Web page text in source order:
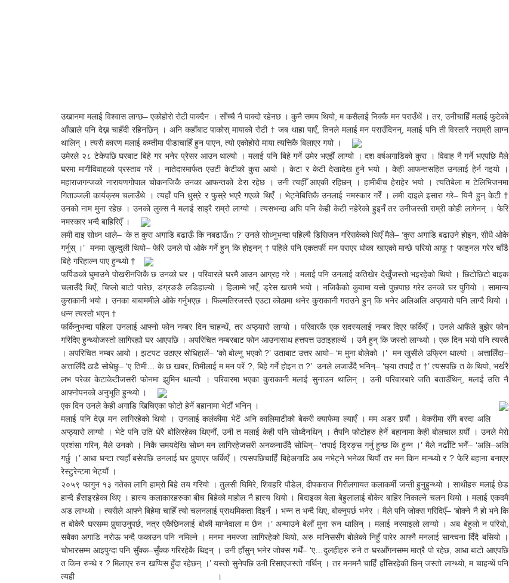
उखानमा मलाई विश्वास लाग्छ– एकोहोरो रोटी पाक्दैन । साँच्चै नै पाक्दो रहेनछ । कुनै समय थियो, म कसैलाई निक्कै मन पराउँथें । तर, उनीचाहिँ मलाई फुटेको
आँखाले पनि देख्न चाहँदी रहिनछिन् । अनि कहाँबाट पाकोस् मायाको रोटी † जब थाहा पाएँ, तिनले मलाई मन पराउँदिनन्, मलाई पनि ती विस्तारै नराम्री लाग्न
थालिन् । त्यसै कारण मलाई कम्तीमा पीडाचाहिँ हुन पाएन, त्यो एकोहोरो माया त्यत्तिकै बिलाएर गयो ।
उमेरले २८ टेकेपछि घरबाट बिहे गर भनेर प्रेसर आउन थाल्यो । मलाई पनि बिहे गर्ने उमेर भएझैं लाग्यो । दश वर्षअगाडिको कुरा । विवाह नै गर्ने भएपछि मैले
घरमा मागीविवाहको प्रस्ताव गरें । नातेदारमार्फत एउटी केटीको कुरा आयो । केटा र केटी देखादेख हुने भयो । केही आफन्तसहित उनलाई हेर्न गइयो ।
महाराजगन्जको नारायणगोपाल चोकनजिकै उनका आफन्तको डेरा रहेछ । उनी त्यहीँ आएकी रहिछन् । हामीबीच हेराहेर भयो । त्यतिबेला म टेलिभिजनमा
गिताञ्जली कार्यक्रम चलाउँथे । त्यहाँ पनि धुस्रे र फुस्रे भएरै गएको थिएँ । भेट्नेबित्तिकै उनलाई नमस्कार गरेँ । लमी दाइले इसारा गरे– यिनै हुन् केटी †
उनको नाम मुना रहेछ । उनको लुक्स नै मलाई साह्रै राम्रो लाग्यो । त्यसभन्दा अघि पनि केही केटी नहेरेको हुइनँ तर उनीजस्ती राम्री कोही लागेनन् । फेरि
नमस्कार भन्दै बाहिरिएँ ।
लमी दाइ सोध्न थाले– ‘के त कुरा अगाडि बढाऊँ कि नबढाउँm ?’ उनले सोध्नुभन्दा पहिल्यै डिसिजन गरिसकेको थिएँ मैले– ‘कुरा अगाडि बढाउने होइन, सीधै ओके
गर्नुस् ।’ मनमा खुल्दुली थियो– फेरि उनले पो ओके गर्ने हुन् कि होइनन् † पहिले पनि एकतर्फी मन पराएर धोका खाएको मान्छे परियो आफू † फाइनल गरेर चाँडै
बिहे गरिहाल्न पाए हुन्थ्यो †
फर्पिङको घुमाउने पोखरीनजिकै छ उनको घर । परिवारले घरमै आउन आग्रह गरे । मलाई पनि उनलाई कतिखेर देखुँजस्तो भइरहेको थियो । छिटोछिटो बाइक
चलाउँदै थिएँ, चिप्लो बाटो पारेछ, डंग्रङङै लडिहाल्यो । हिलाम्मे भएँ, ड्रेस खत्तमै भयो । नजिकैको कुवामा यसो पुछपाछ गरेर उनको घर पुगियो । सामान्य
कुराकानी भयो । उनका बाबाममीले ओके गर्नुभएछ । फिल्मतिरजस्तै एउटा कोठामा थनेर कुराकानी गराउने हुन् कि भनेर अलिअलि अप्ठ्यारो पनि लाग्दै थियो ।
धन्न त्यस्तो भएन †
फर्किनुभन्दा पहिला उनलाई आफ्नो फोन नम्बर दिन चाहन्थें, तर अप्ठ्यारो लाग्यो । परिवारकै एक सदस्यलाई नम्बर दिएर फर्किएँ । उनले आफैंले बुझेर फोन
गरिदिए हुन्थ्योजस्तो लागिरह्यो घर आएपछि । अपरिचित नम्बरबाट फोन आउनासाथ हत्तपत्त उठाइहाल्थें । उनै हुन् कि जस्तो लाग्थ्यो । एक दिन भयो पनि त्यस्तै
। अपरिचित नम्बर आयो । झटपट उठाएर सोधिहालें– ‘को बोल्नु भएको ?’ उताबाट उत्तर आयो– ‘म मुना बोलेको ।’ मन खुसीले उफ्रिन थाल्यो । अत्तालिँदा–
अत्तालिँदै ठाडै सोधेछु– ‘ए तिमी… के छ खबर, तिमीलाई म मन परें ?, बिहे गर्ने होइन त ?’ उनले लजाउँदै भनिन्– ‘छ्या तपाईं त †’ त्यसपछि त के थियो, भर्खरै
लभ परेका केटाकेटीजसरी फोनमा झुमिन थाल्यौ । परिवारमा भएका कुराकानी मलाई सुनाउन थालिन् । उनी परिवारबारे जति बताउँथिन्, मलाई उत्ति नै
आफ्नोपनको अनुभूति हुन्थ्यो ।
एक दिन उनले केही अगाडि खिचिएका फोटो हेर्ने बहानामा भेटौं भनिन् ।
मलाई पनि देख्न मन लागिरहेको थियो । उनलाई कलंकीमा भेटें अनि कालिमाटीको बेकरी क्याफेमा ल्याएँ । मम अडर गर्‍र्यौं । बेकरीमा सँगै बस्दा अलि
अप्ठ्यारो लाग्यो । भेटे पनि उति धेरै बोलिरहेका थिएनौं, उनी त मलाई केही पनि सोध्दैनथिन् । तैपनि फोटोहरु हेर्ने बहानामा केही बोलचाल गर्‍यौं । उनले मेरो
प्रशंसा गरिन्, मैले उनको । निकै समयदेखि सोध्न मन लागिरहेजसरी अनकनाउँदै सोधिन्– ‘तपाई ड्रिङ्स गर्नु हुन्छ कि हुन्न ।’ मैले नढाँटि भनेँ– ‘अलि–अलि
गर्छु ।’ आधा घन्टा त्यहाँ बसेपछि उनलाई घर पुर्‍याएर फर्किएँ । त्यसपछिचाहिँ बिहेअगाडि अब नभेट्ने भनेका थियौं तर मन किन मान्थ्यो र ? फेरि बहाना बनाएर
रेस्टुरेन्टमा भेट्यौं ।
२०५९ फागुन १३ गतेका लागि हाम्रो बिहे तय गरियो । तुलसी घिमिरे, शिवहरि पौडेल, दीपकराज गिरीलगायत कलाकर्मी जन्ती हुनुहुन्थ्यो । साथीहरु मलाई छेड
हान्दै हँसाइरहेका थिए । हास्य कलाकारहरुका बीच बिहेको माहोल नै हास्य थियो । बिदाइका बेला बेहुलालाई बोकेर बाहिर निकाल्ने चलन थियो । मलाई एकदमै
अड लाग्थ्यो । त्यसैले आफ्ने बिहेमा चाहिँ त्यो चलनलाई प्राथमिकता दिइनँ । भन्न त भन्दै थिए, बोक्नुपर्छ भनेर । मैले पनि जोक्स गरिदिएँ– ‘बोक्ने नै हो भने कि
त बोकेरै घरसम्म पुर्‍याउनुपर्छ, नत्र एकैछिनलाई बोकी माग्नेवाला म छैन ।’ अन्माउने बेलाँ मुना रुन थालिन् । मलाई नरमाइलो लाग्यो । अब बेहुलो न परियो,
सबैका अगाडि नरोऊ भन्दै फकाउन पनि नमिल्ने । मनमा नमज्जा लागिरहेको थियो, अरु मानिससँग बोलेको निहुँ पारेर आफ्नै मनलाई सान्त्वना दिँदै बसियो ।
चोभारसम्म आइपुग्दा पनि सुँक्क–सुँक्क गरिरहेकै थिइन् । उनी हाँसुन् भनेर जोक्स गर्थें– ‘ए…दुलहीहरु रुने त घरआँगनसम्म मात्रै पो रहेछ, आधा बाटो आएपछि
त किन रुन्थे र ? मिलाएर रुन खप्पिस हुँदा रहेछन् ।’ यस्तो सुनेपछि उनी रिसाएजस्तो गर्थिन् । तर मनमनै चाहिँ हाँसिरहेकी छिन् जस्तो लाग्थ्यो, म चाहन्थें पनि
त्यही ।